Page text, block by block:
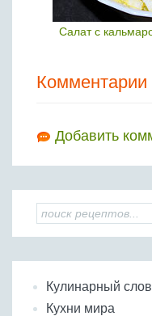
Салат с
Комментарии
Добавить
Кулинарный
Кухни мира